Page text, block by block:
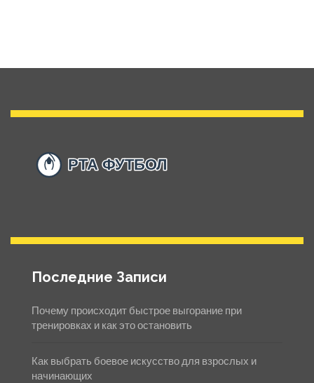
Последние Записи
Почему происходит быстрое выгорание при
тренировках и как это остановить
Как выбрать боевое искусство для взрослых и
начинающих